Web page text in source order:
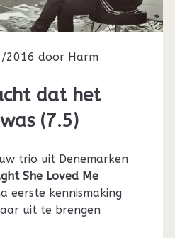
2016 door Harm
dat het
(7.5)
trio uit Denemarken
She Loved Me
eerste kennismaking
uit te brengen